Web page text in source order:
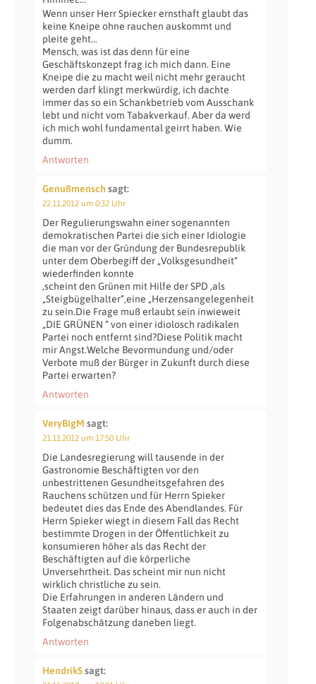
Wenn unser Herr Spiecker ernsthaft glaubt das
keine Kneipe ohne rauchen auskommt und
pleite geht…
Mensch, was ist das denn für eine
Geschäftskonzept frag ich mich dann. Eine
Kneipe die zu macht weil nicht mehr geraucht
werden darf klingt merkwürdig, ich dachte
immer das so ein Schankbetrieb vom Ausschank
lebt und nicht vom Tabakverkauf. Aber da werd
ich mich wohl fundamental geirrt haben. Wie
dumm.
Antworten
Genußmensch sagt:
22.11.2012 um 0:32 Uhr
Der Regulierungswahn einer sogenannten
demokratischen Partei die sich einer Idiologie
die man vor der Gründung der Bundesrepublik
unter dem Oberbegiff der „Volksgesundheit“
wiederfinden konnte
,scheint den Grünen mit Hilfe der SPD ,als
„Steigbügelhalter“,eine „Herzensangelegenheit
zu sein.Die Frage muß erlaubt sein inwieweit
„DIE GRÜNEN “ von einer idiolosch radikalen
Partei noch entfernt sind?Diese Politik macht
mir Angst.Welche Bevormundung und/oder
Verbote muß der Bürger in Zukunft durch diese
Partei erwarten?
Antworten
VeryBigM sagt:
21.11.2012 um 17:50 Uhr
Die Landesregierung will tausende in der
Gastronomie Beschäftigten vor den
unbestrittenen Gesundheitsgefahren des
Rauchens schützen und für Herrn Spieker
bedeutet dies das Ende des Abendlandes. Für
Herrn Spieker wiegt in diesem Fall das Recht
bestimmte Drogen in der Öffentlichkeit zu
konsumieren höher als das Recht der
Beschäftigten auf die körperliche
Unversehrtheit. Das scheint mir nun nicht
wirklich christliche zu sein.
Die Erfahrungen in anderen Ländern und
Staaten zeigt darüber hinaus, dass er auch in der
Folgenabschätzung daneben liegt.
Antworten
HendrikSsagt: